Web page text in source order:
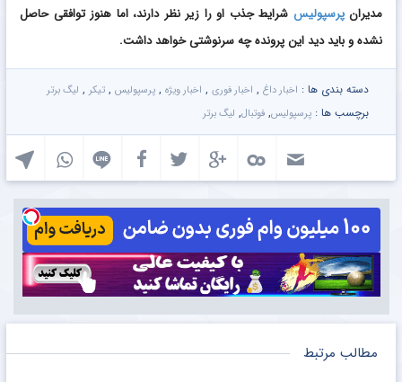
مدیرانپرسپولیس شرایط جذب او را زیر نظر دارند، اما هنوز توافقی حاصل
نشده و باید دید این پرونده چه سرنوشتی خواهد داشت.
دسته بندی ها : اخبار داغ , اخبار فوری , اخبار ویژه , پرسپولیس , تیکر , لیگ برتر
برچسب ها : پرسپولیس, فوتبال, لیگ برتر
مطالب مرتبط